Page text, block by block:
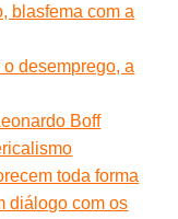
blasfema com a
desemprego, a
Boff
toda forma
diálogo com os